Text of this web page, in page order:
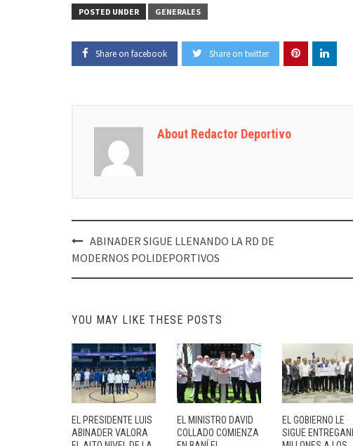
POSTED UNDER GENERALES
Share on facebook Share on twitter
About Redactor Deportivo
Post
navigation
ABINADER SIGUE LLENANDO LA RD DE
MODERNOS POLIDEPORTIVOS
YOU MAY LIKE THESE POSTS
EL PRESIDENTE LUIS
ABINADER VALORA
EL MINISTRO DAVID
COLLADO COMIENZA
EL GOBIERNO LE
SIGUE